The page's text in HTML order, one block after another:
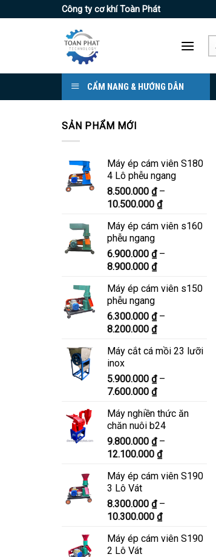
to
Công ty cơ khí Toàn Phát
CẨM NANG & HƯỚNG DẪN
SẢN PHẨM MỚI
Máy ép cám viên S180
4 Lô phễu ngang
8.500.000 ₫ –
10.500.000 ₫Khoảng
từ
đến
Máy ép cám viên s160
phễu ngang
6.900.000 ₫ –
8.900.000 ₫Khoảng
từ
đến
8.900.000 ₫
Máy ép cám viên s150
phễu ngang
6.300.000 ₫ –
8.200.000 ₫Khoảng
từ
đến
8.200.000 ₫
Máy cắt cá mồi 23 lưỡi
inox
5.900.000 ₫ –
7.600.000 ₫Khoảng
từ
5.900.000 ₫
đến
7.600.000 ₫
Máy nghiền thức ăn
chăn nuôi b24
9.800.000 ₫ –
12.100.000 ₫Khoảng
từ
đến
12.100.000 ₫
Máy ép cám viên S190
3 Lô Vát
8.300.000 ₫ –
10.300.000 ₫Khoảng
từ
Máy ép cám viên S190
2 Lô Vát